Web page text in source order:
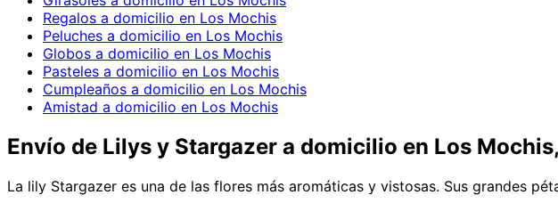
Regalos a domicilio en Los Mochis
Peluches a domicilio en Los Mochis
Globos a domicilio en Los Mochis
Pasteles a domicilio en Los Mochis
Cumpleaños a domicilio en Los Mochis
Amistad a domicilio en Los Mochis
Envío de Lilys y Stargazer a domicilio en Los
La lily Stargazer es una de las flores más aromáticas y vistosas. Sus grandes